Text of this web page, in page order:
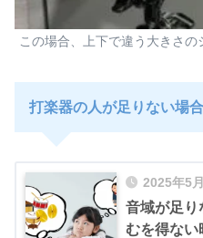
この場合、上下で違う大きさの
打楽器の人が足りない場合
2025年5
音域が足り
むを得な